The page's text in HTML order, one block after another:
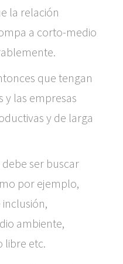
la relación
a corto-medio
que tengan
y las empresas
y de larga
ser buscar
por ejemplo,
ambiente,
libre etc.